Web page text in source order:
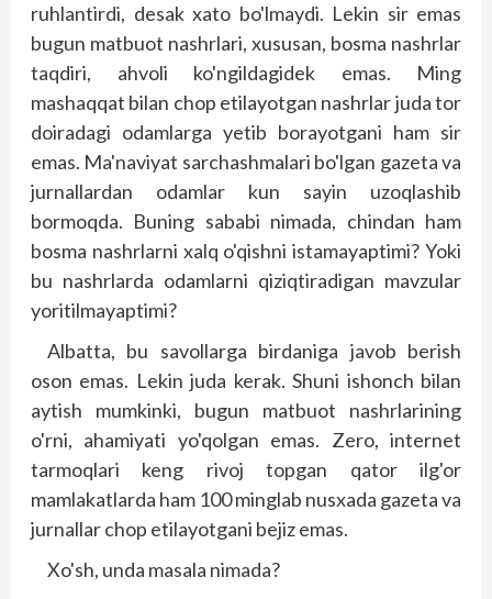
ruhlantirdi, desak xato bo'lmaydi. Lekin sir emas
bugun matbuot nashrlari, xususan, bosma nashrlar
taqdiri, ahvoli ko'ngildagidek emas. Ming
mashaqqat bilan chop etilayotgan nashrlar juda tor
doiradagi odamlarga yetib borayotgani ham sir
emas. Ma'naviyat sarchashmalari bo'lgan gazeta va
jurnallardan odamlar kun sayin uzoqlashib
bormoqda. Buning sababi nimada, chindan ham
bosma nashrlarni xalq o'qishni istamayaptimi? Yoki
bu nashrlarda odamlarni qiziqtiradigan mavzular
yoritilmayaptimi?
Albatta, bu savollarga birdaniga javob berish
oson emas. Lekin juda kerak. Shuni ishonch bilan
aytish mumkinki, bugun matbuot nashrlarining
o'rni, ahamiyati yo'qolgan emas. Zero, internet
tarmoqlari keng rivoj topgan qator ilg'or
mamlakatlarda ham 100 minglab nusxada gazeta va
jurnallar chop etilayotgani bejiz emas.
Xo'sh, unda masala nimada?